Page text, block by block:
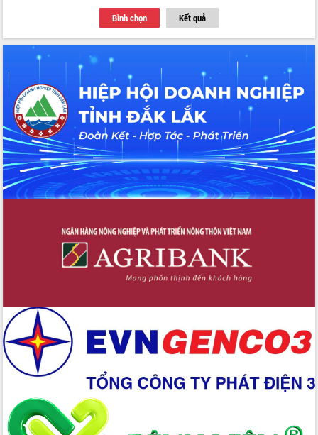
Thứ trưởng Bộ Y tế làm việc với tỉnh
Đắk Lắk về phát triển nhân lực y tế
cho trạm y tế cấp xã
Du lịch Đắk Lắk nâng tầm trải nghiệm
du khách thông qua Hệ thống cơ sở dữ
liệu và Bản đồ số
Tập huấn ứng dụng trí tuệ nhân tạo (AI)
trong thương mại điện tử năm 2026
Đoàn đại biểu Quốc hội tỉnh Đắk Lắk
trao đổi thông tin trước Kỳ họp thứ
nhất, Quốc hội khóa XVI
Quyết liệt cải cách hành chính, khơi
thông nguồn lực phát triển
tỉnh thông qua hiện đại hóa hành chính
Xã Ea Phê gắn cải cách hành chính với
Phó Chủ tịch Thường trực UBND tỉnh
tâm Phục vụ hành chính công xã Ea
Phê
Xây dựng nền hành chính số đồng
hành cùng nông dân dân, doanh nghiệp
Giai đoạn 2026-2030, Đắk Lắk phấn
đấu có 77% xã đạt chuẩn nông thôn
mới
Chuyển đổi số 'mở đường' cho nông
nghiệp Đắk Lắk tăng trưởng bứt phá
Bình chọn Kết quả